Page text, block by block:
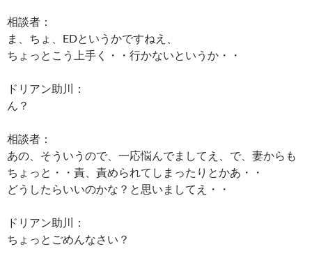
相談者：
ま、ちょ、EDというかですねえ、
ちょっとこう上手く・・行かないというか・・
ドリアン助川：
ん？
相談者：
あの、そういうので、一応悩んでましてえ、で、妻からも
ちょっと・・責、責められてしまったりとかあ・・
どうしたらいいのかな？と思いましてえ・・
ドリアン助川：
ちょっとごめんなさい？